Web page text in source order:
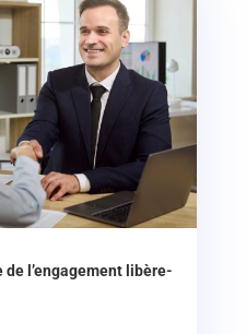
l’engagement libère-